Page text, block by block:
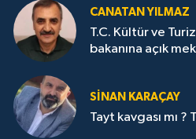
CANATAN YILMAZ
T.C. Kültür ve
bakanına açık
SİNAN KARAÇAY
Tayt kavgası mı ?